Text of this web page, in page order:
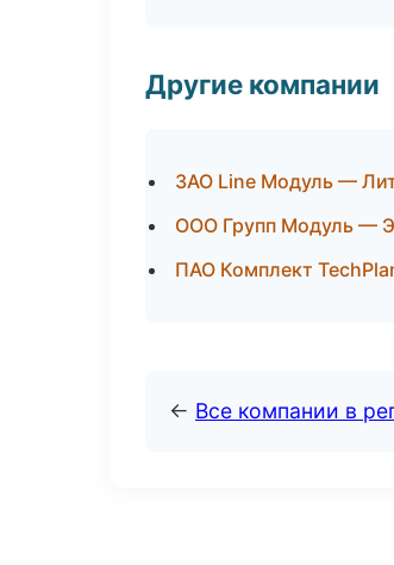
Другие компании
ЗАО Line Модуль —
ООО Групп Модуль —
ПАО Комплект
← Все компании в